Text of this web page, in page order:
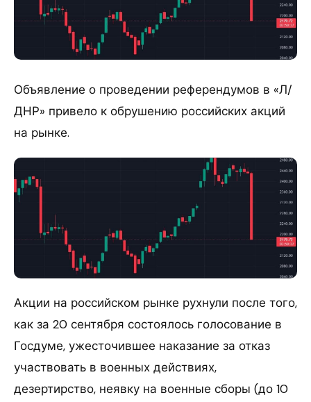
Объявление о проведении референдумов в «Л/
ДНР» привело к обрушению российских акций
на рынке.
Акции на российском рынке рухнули после того,
как за 20 сентября состоялось голосование в
Госдуме, ужесточившее наказание за отказ
участвовать в военных действиях,
дезертирство, неявку на военные сборы (до 10